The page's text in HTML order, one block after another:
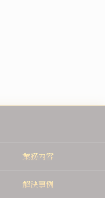
業務内容
解決事例